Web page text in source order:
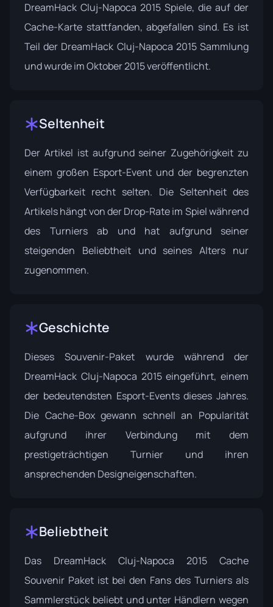
DreamHack Cluj-Napoca 2015 Spiele, die auf der
Cache-Karte stattfanden, abgefallen sind. Es ist
Teil der DreamHack Cluj-Napoca 2015Sammlung
und wurde im Oktober 2015 veröffentlicht.
Seltenheit
Der Artikel ist aufgrund seiner Zugehörigkeit zu
einem großen Esport-Event und der begrenzten
Verfügbarkeit recht selten. Die Seltenheit des
Artikels hängt von der Drop-Rate im Spiel während
des Turniers ab und hat aufgrund seiner
steigenden Beliebtheit und seines Alters nur
zugenommen.
Geschichte
Dieses Souvenir-Paket wurde während der
DreamHack Cluj-Napoca 2015eingeführt, einem
der bedeutendsten Esport-Events dieses Jahres.
Die Cache-Box gewann schnell an Popularität
aufgrund ihrer Verbindung mit dem
prestigeträchtigen Turnier und ihren
ansprechenden Designeigenschaften.
Beliebtheit
Das DreamHack Cluj-Napoca 2015 Cache
Souvenir Paket ist bei den Fans des Turniers als
Sammlerstück beliebt und unter Händlern wegen